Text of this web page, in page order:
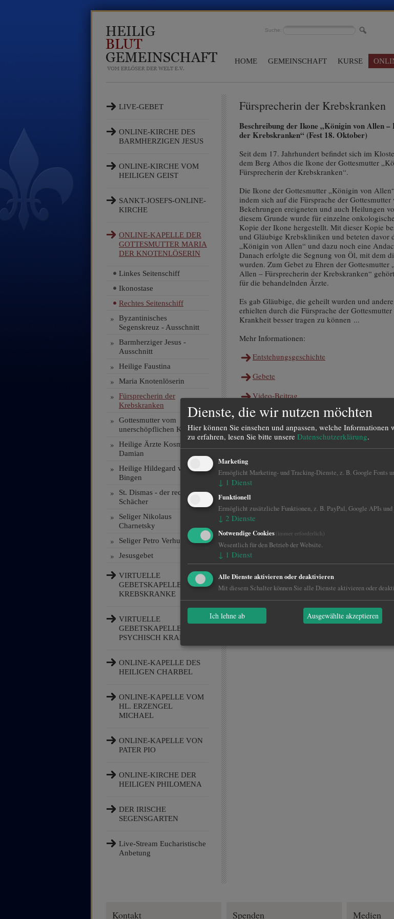
Suche:
HOME GEMEINSCHAFT KURSE
LIVE-GEBET
ONLINE-KIRCHE DES
BARMHERZIGEN JESUS
ONLINE-KIRCHE VOM
HEILIGEN GEIST
SANKT-JOSEFS-ONLINE-
KIRCHE
ONLINE-KAPELLE DER
GOTTESMUTTER MARIA
DER KNOTENLÖSERIN
Linkes Seitenschiff
Ikonostase
Rechtes Seitenschiff
»
Byzantinisches
Segenskreuz - Ausschnitt
»
Barmherziger Jesus -
Ausschnitt
» Heilige Faustina
» Maria Knotenlöserin
»
Fürsprecherin der
Krebskranken
»
Gottesmutter vom
unerschöpflichen Kelch
»
Heilige Ärzte Kosmas und
Damian
»
Heilige Hildegard von
Bingen
»
St. Dismas - der rechte
Schächer
»
Seliger Nikolaus
Charnetsky
» Seliger Petro Verhun
» Jesusgebet
VIRTUELLE
GEBETSKAPELLE FÜR
KREBSKRANKE
VIRTUELLE
GEBETSKAPELLE FÜR
PSYCHISCH KRANKE
ONLINE-KAPELLE DES
HEILIGEN CHARBEL
ONLINE-KAPELLE VOM
HL. ERZENGEL
MICHAEL
ONLINE-KAPELLE VON
PATER PIO
ONLINE-KIRCHE DER
HEILIGEN PHILOMENA
DER IRISCHE
SEGENSGARTEN
Live-Stream Eucharistische
Anbetung
Fürsprecherin der Krebskranken
Beschreibung der Ikone „Königin von Allen
der Krebskranken“ (Fest 18. Oktober)
Seit dem 17. Jahrhundert befindet sich im
dem Berg Athos die Ikone der Gottesmutter
Fürsprecherin der Krebskranken“.
Die Ikone der Gottesmutter „Königin von
indem sich auf die Fürsprache der Gottesmutter
Bekehrungen ereigneten und auch Heilungen
diesem Grunde wurde für einzelne
Kopie der Ikone hergestellt. Mit dieser Kopie
und Gläubige Krebskliniken und beteten davor
„Königin von Allen“ und dazu noch eine
Danach erfolgte die Segnung von Öl, mit dem
wurden. Zum Gebet zu Ehren der Gottesmutter
Allen – Fürsprecherin der Krebskranken“
für die behandelnden Ärzte.
Es gab Gläubige, die geheilt wurden und
erhielten durch die Fürsprache der
Krankheit besser tragen zu können ...
Mehr Informationen:
Entstehungsgeschichte
Gebete
Video-Beitrag
Kontakt Spenden Medien
Dienste, die wir nutzen möchten
Hier können Sie einsehen und anpassen, welche Informationen
zu erfahren, lesen Sie bitte unsere Datenschutzerklärung.
Marketing
Ermöglicht Marketing- und Tracking-Dienste, z. B. Google Fonts
↓ 1 Dienst
Funktionell
Ermöglicht zusätzliche Funktionen, z. B. PayPal, Google APIs und
↓ 2 Dienste
Notwendige Cookies (immer erforderlich)
Wesentlich für den Betrieb der Website.
↓ 1 Dienst
Alle Dienste aktivieren oder deaktivieren
Mit diesem Schalter können Sie alle Dienste aktivieren oder
Ich lehne ab Ausgewählte akzeptieren